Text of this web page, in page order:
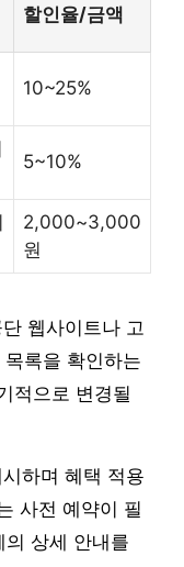
할인율/금액
10~25%
5~10%
2,000~3,000
원
웹사이트나 고
록을 확인하는
적으로 변경될
하며 혜택 적용
사전 예약이 필
상세 안내를